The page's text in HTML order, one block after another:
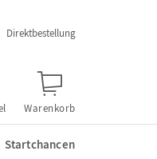
Direktbestellung
Warenkorb
Startchancen